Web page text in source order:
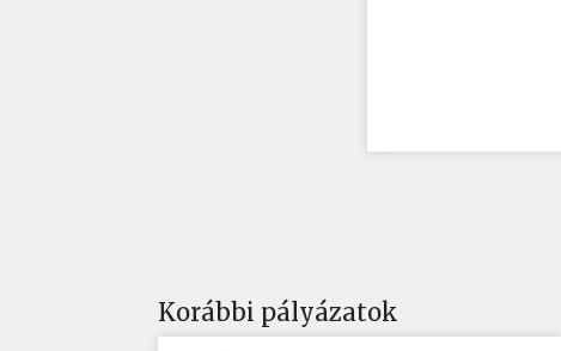
Korábbi pályázatok